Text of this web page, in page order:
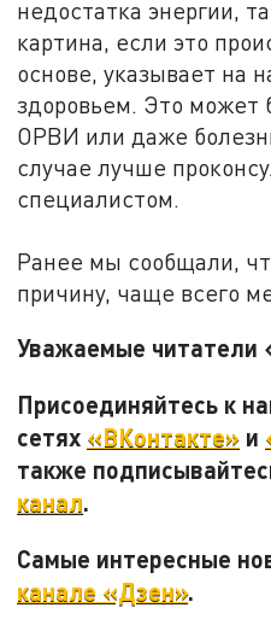
недостатка энергии,
картина, если это
основе, указывает на
здоровьем. Это
ОРВИ или даже
случае лучше
специалистом.
Ранее мы сообщали,
причину, чаще всего
Уважаемые читатели
Присоединяйтесь к
сетях «ВКонтакте» и
также
канал.
Самые интересные
канале «Дзен».